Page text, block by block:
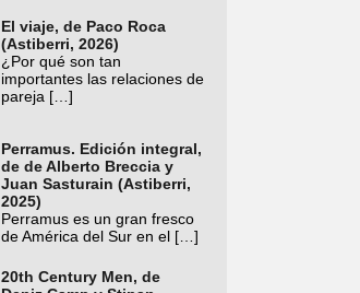
El viaje, de Paco Roca
(Astiberri, 2026)
¿Por qué son tan
importantes las relaciones de
pareja […]
Perramus. Edición integral,
de de Alberto Breccia y
Juan Sasturain (Astiberri,
2025)
Perramus es un gran fresco
de América del Sur en el […]
20th Century Men, de